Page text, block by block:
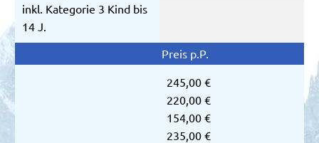
inkl. Kategorie 3 Kind bis
14 J.
245,00 €
220,00 €
154,00 €
235,00 €